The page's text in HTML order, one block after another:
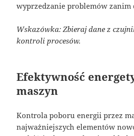
wyprzedzanie problemów zanim
Wskazówka: Zbieraj dane z
kontroli procesów.
Efektywność
maszyn
Kontrola poboru energii przez
najważniejszych elementów